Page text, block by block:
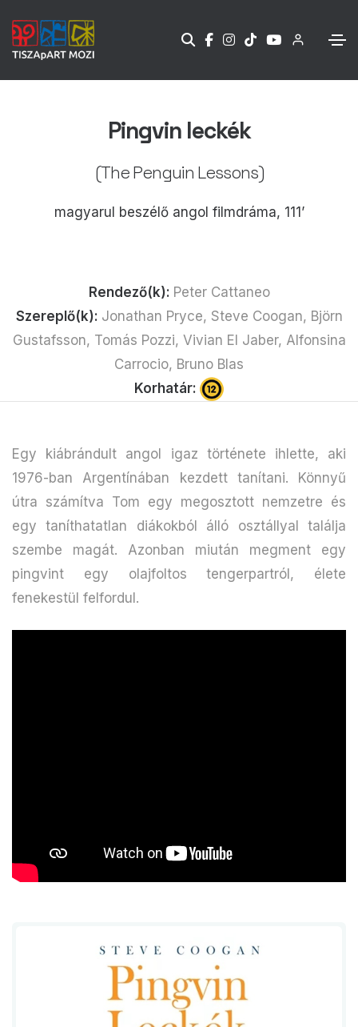
Pingvin leckék
(The Penguin Lessons)
magyarul beszélő angol filmdráma, 111’
Rendező(k): Peter Cattaneo
Szereplő(k): Jonathan Pryce, Steve Coogan, Björn
Gustafsson, Tomás Pozzi, Vivian El Jaber, Alfonsina
Carrocio, Bruno Blas
Korhatár:
Egy kiábrándult angol igaz története ihlette, aki
1976-ban Argentínában kezdett tanítani. Könnyű
útra számítva Tom egy megosztott nemzetre és
egy taníthatatlan diákokból álló osztállyal találja
szembe magát. Azonban miután megment egy
pingvint egy olajfoltos tengerpartról, élete
fenekestül felfordul.